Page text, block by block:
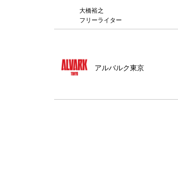
大橋裕之
フリーライター
アルバルク東京